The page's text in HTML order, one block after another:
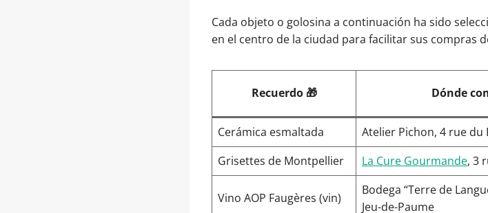
Cada objeto o golosina a continuación ha sido
en el centro de la ciudad para facilitar sus compras
Recuerdo 🎁 Dónde
Cerámica esmaltada
Atelier Pichon, 4 rue du
Grisettes de Montpellier
La Cure Gourmande, 3
Vino AOP Faugères (vin)
Bodega “Terre de
Jeu-de-Paume